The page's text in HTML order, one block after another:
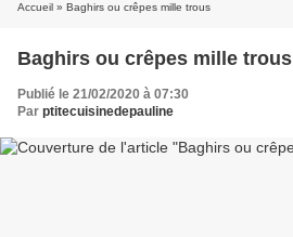
Accueil » Baghirs ou crêpes mille trous
Baghirs ou crêpes mille trous
Publié le 21/02/2020 à 07:30
Par ptitecuisinedepauline